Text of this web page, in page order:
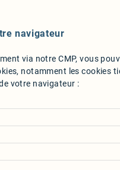
navigateur
via notre CMP, vous
notamment les cookies
votre navigateur :